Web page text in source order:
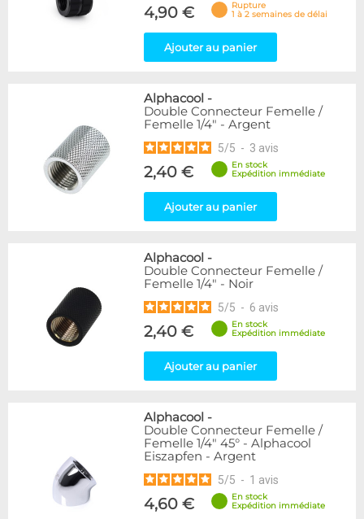
4,90 €
Rupture
1 à 2 semaines de délai
Ajouter au panier
Alphacool -
Double Connecteur Femelle /
Femelle 1/4" - Argent
5/5 - 3 avis
2,40 €
En stock
Expédition immédiate
Ajouter au panier
Alphacool -
Double Connecteur Femelle /
Femelle 1/4" - Noir
5/5 - 6 avis
2,40 €
En stock
Expédition immédiate
Ajouter au panier
Alphacool -
Double Connecteur Femelle /
Femelle 1/4" 45° - Alphacool
Eiszapfen - Argent
5/5 - 1 avis
4,60 €
En stock
Expédition immédiate